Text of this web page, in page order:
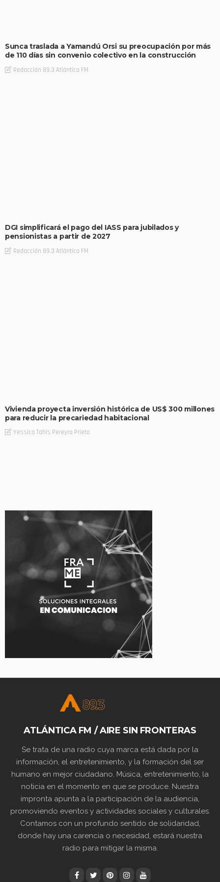
Sunca traslada a Yamandú Orsi su preocupación por más
de 110 días sin convenio colectivo en la construcción
Redacción 89.3 Atlántica FM
DGI simplificará el pago del IASS para jubilados y
pensionistas a partir de 2027
Redacción 89.3 Atlántica FM
Vivienda proyecta inversión histórica de US$ 300 millones
para reducir la precariedad habitacional
Yessica Tahis Pereyra Prieto
ATLÁNTICA FM / AIRE SIN FRONTERAS
Se trata de una radio cuya marca está dada por la
información, el entretenimiento, y la formación del ser
humano en mejor ciudadano. Música, entretenimiento, la
noticia en el momento en que se produce. Nuestra
impronta apunta a la participación de la audiencia,
promoviendo eventos y actividades sociales y culturales.
Contamos con un profundo sentido de solidaridad,
donde hay una carencia o necesidad, estará nuestra
radio para mitigar la misma.